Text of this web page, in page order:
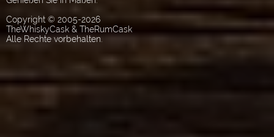
Copyright © 2005-2026
TheWhiskyCask & TheRumCask
Alle Rechte vorbehalten.